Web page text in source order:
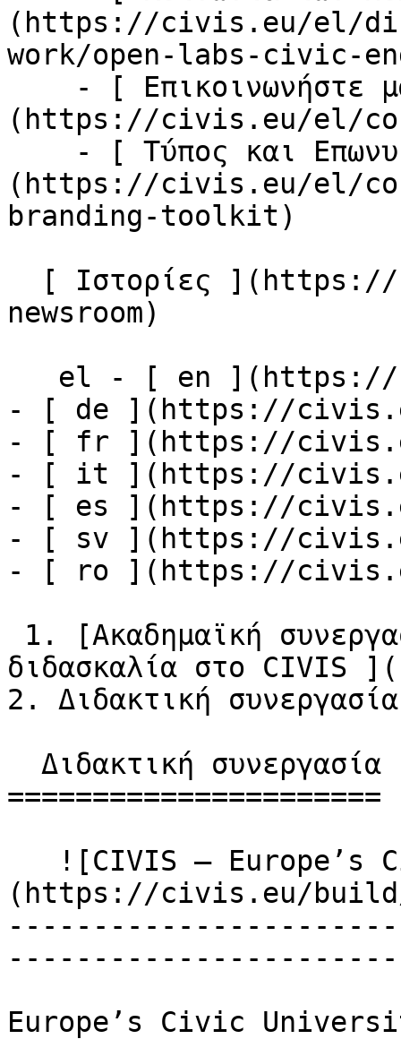
(https://civis.eu/el/
work/open-labs-civic-
(https://civis.eu/el/
(https://civis.eu/el/
branding-toolkit)
newsroom)
- [ de ](https://
- [ fr ](https://
- [ it ](https://
- [ es ](https://
- [ sv ](https://
- [ ro ](https://
διδασκαλία στο
2. Διδακτική συνεργασία
======================
(https://civis.eu/build/
Europe’s Civic